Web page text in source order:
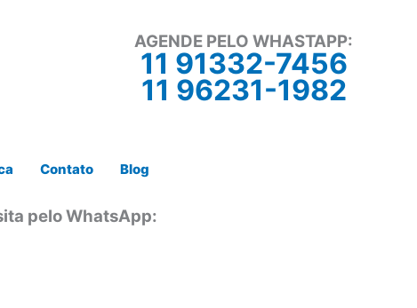
AGENDE PELO WHASTAPP:
11 91332-7456
11 96231-1982
Contato Blog
pelo WhatsApp: